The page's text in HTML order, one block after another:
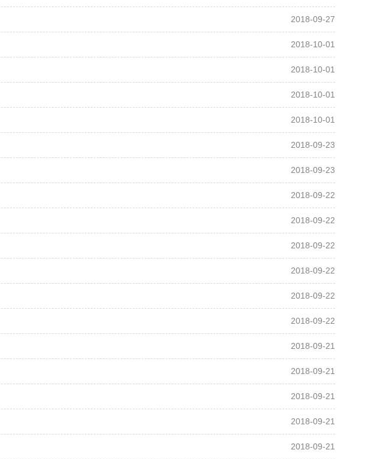
2018-09-27
2018-10-01
2018-10-01
2018-10-01
2018-10-01
2018-09-23
2018-09-23
2018-09-22
2018-09-22
2018-09-22
2018-09-22
2018-09-22
2018-09-22
2018-09-21
2018-09-21
2018-09-21
2018-09-21
2018-09-21